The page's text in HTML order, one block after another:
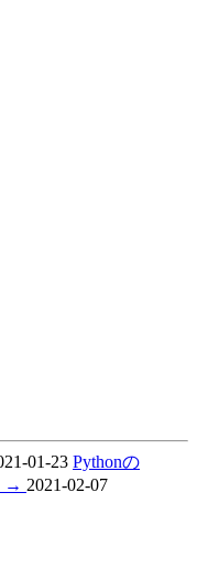
01-23 Pythonの
→ 2021-02-07